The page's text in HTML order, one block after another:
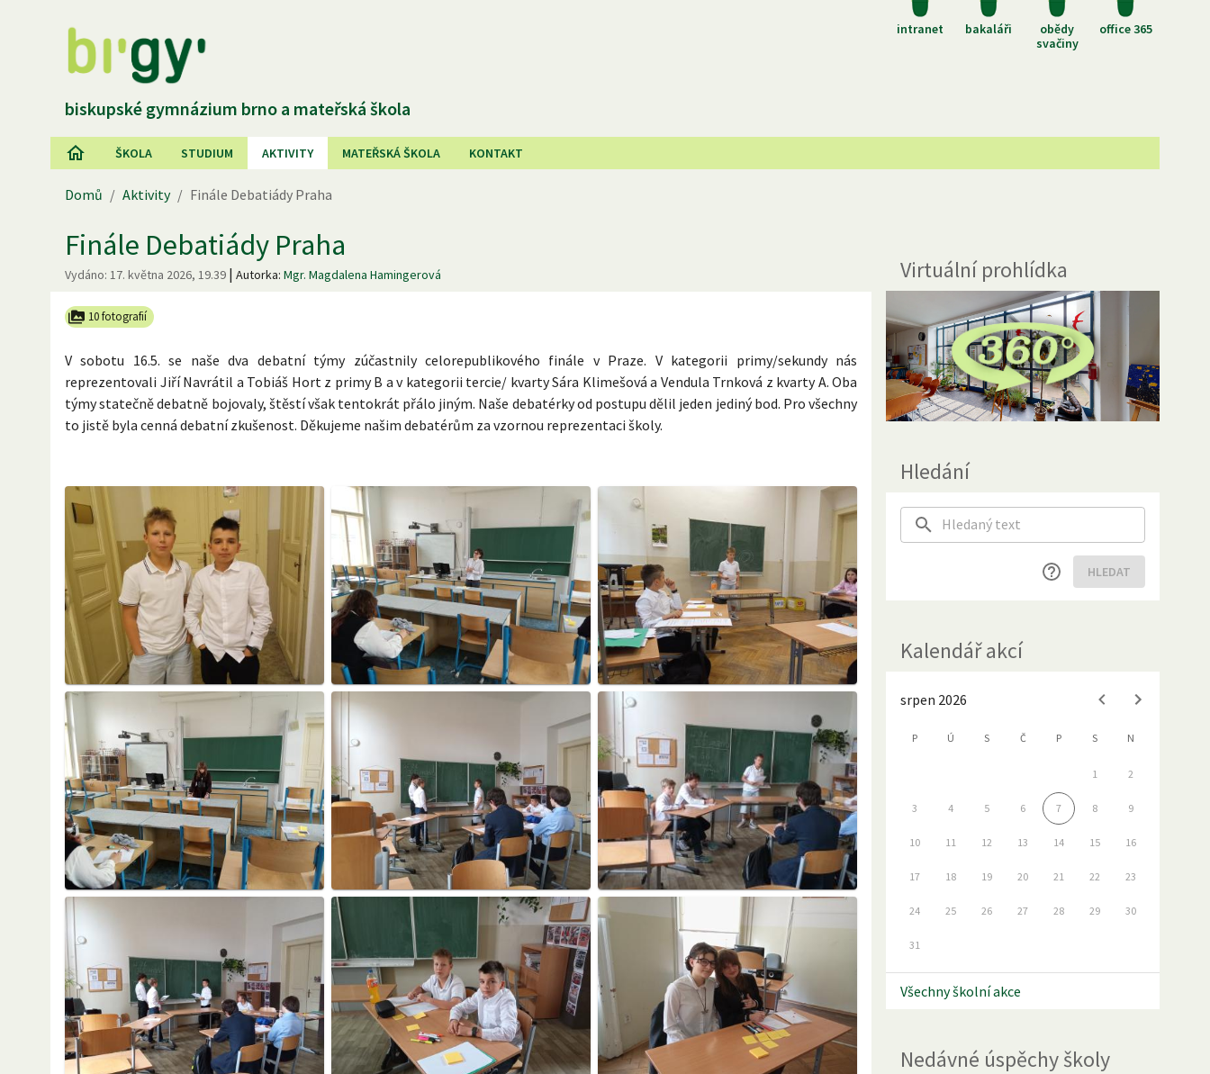
intranet bakaláři
obědy
svačiny
office 365
biskupské gymnázium brno a mateřská škola
ŠKOLA STUDIUM AKTIVITY MATEŘSKÁ ŠKOLA KONTAKT
Domů / Aktivity / Finále Debatiády Praha
Finále Debatiády Praha
Vydáno: 17. května 2026, 19.39 | Autorka: Mgr. Magdalena Hamingerová
10 fotografií
V sobotu 16.5. se naše dva debatní týmy zúčastnily celorepublikového finále v Praze. V kategorii primy/sekundy nás
reprezentovali Jiří Navrátil a Tobiáš Hort z primy B a v kategorii tercie/ kvarty Sára Klimešová a Vendula Trnková z kvarty A. Oba
týmy statečně debatně bojovaly, štěstí však tentokrát přálo jiným. Naše debatérky od postupu dělil jeden jediný bod. Pro všechny
to jistě byla cenná debatní zkušenost. Děkujeme našim debatérům za vzornou reprezentaci školy.
Virtuální prohlídka
Hledání
HLEDAT
Kalendář akcí
srpen 2026
P Ú S Č P S N
1 2
3 4 5 6 7 8 9
10 11 12 13 14 15 16
17 18 19 20 21 22 23
24 25 26 27 28 29 30
31
Všechny školní akce
Nedávné úspěchy školy